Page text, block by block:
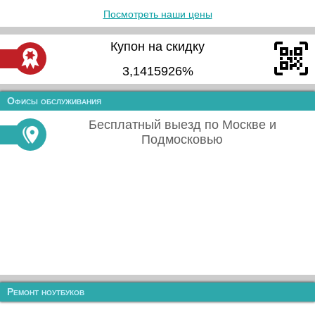
Посмотреть наши цены
Купон на скидку
3,1415926%
Офисы обслуживания
Бесплатный выезд по Москве и
Подмосковью
Ремонт ноутбуков